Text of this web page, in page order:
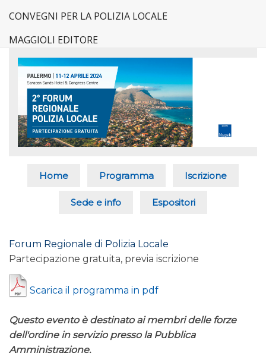
CONVEGNI PER LA POLIZIA LOCALE
MAGGIOLI EDITORE
Home Programma Iscrizione
Sede e info Espositori
Forum Regionale di Polizia Locale
Partecipazione gratuita, previa iscrizione
Scarica il programma in pdf
Questo evento è destinato ai membri delle forze
dell'ordine in servizio presso la Pubblica
Amministrazione.